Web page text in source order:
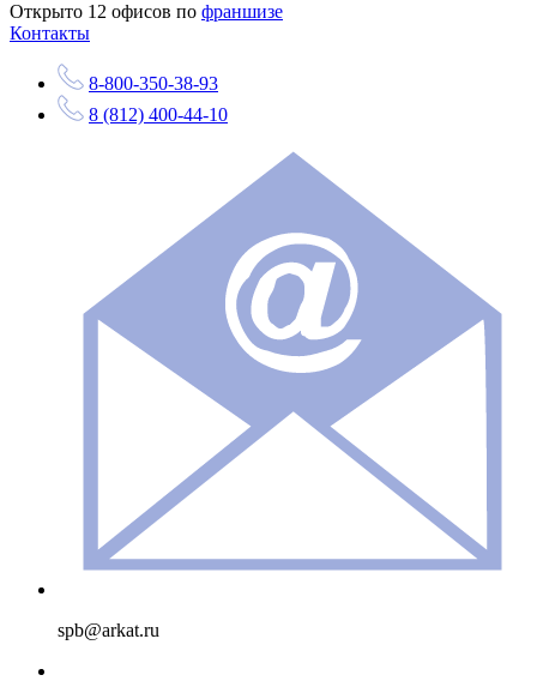
Открыто 12 офисов по франшизе
Контакты
8-800-350-38-93
8 (812) 400-44-10
spb@arkat.ru